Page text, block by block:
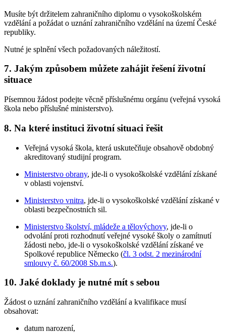
Musíte být držitelem zahraničního diplomu o vysokoškolském
vzdělání a požádat o uznání zahraničního vzdělání na území České
republiky.
Nutné je splnění všech požadovaných náležitostí.
7. Jakým způsobem můžete zahájit řešení životní
situace
Písemnou žádost podejte věcně příslušnému orgánu (veřejná vysoká
škola nebo příslušné ministerstvo).
8. Na které instituci životní situaci řešit
Veřejná vysoká škola, která uskutečňuje obsahově obdobný
akreditovaný studijní program.
Ministerstvo obrany, jde-li o vysokoškolské vzdělání získané
v oblasti vojenství.
Ministerstvo vnitra, jde-li o vysokoškolské vzdělání získané v
oblasti bezpečnostních sil.
Ministerstvo školství, mládeže a tělovýchovy, jde-li o
odvolání proti rozhodnutí veřejné vysoké školy o zamítnutí
žádosti nebo, jde-li o vysokoškolské vzdělání získané ve
Spolkové republice Německo (čl. 3 odst. 2 mezinárodní
smlouvy č. 60/2008 Sb.m.s.).
10. Jaké doklady je nutné mít s sebou
Žádost o uznání zahraničního vzdělání a kvalifikace musí
obsahovat:
datum narození,